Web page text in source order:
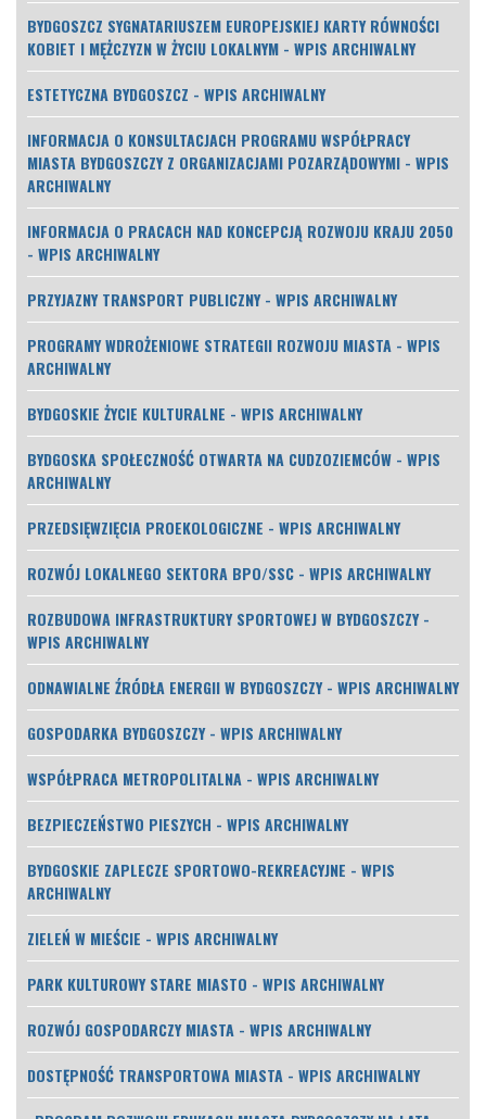
BYDGOSZCZ SYGNATARIUSZEM EUROPEJSKIEJ KARTY RÓWNOŚCI
KOBIET I MĘŻCZYZN W ŻYCIU LOKALNYM - WPIS ARCHIWALNY
ESTETYCZNA BYDGOSZCZ - WPIS ARCHIWALNY
INFORMACJA O KONSULTACJACH PROGRAMU WSPÓŁPRACY
MIASTA BYDGOSZCZY Z ORGANIZACJAMI POZARZĄDOWYMI - WPIS
ARCHIWALNY
INFORMACJA O PRACACH NAD KONCEPCJĄ ROZWOJU KRAJU 2050
- WPIS ARCHIWALNY
PRZYJAZNY TRANSPORT PUBLICZNY - WPIS ARCHIWALNY
PROGRAMY WDROŻENIOWE STRATEGII ROZWOJU MIASTA - WPIS
ARCHIWALNY
BYDGOSKIE ŻYCIE KULTURALNE - WPIS ARCHIWALNY
BYDGOSKA SPOŁECZNOŚĆ OTWARTA NA CUDZOZIEMCÓW - WPIS
ARCHIWALNY
PRZEDSIĘWZIĘCIA PROEKOLOGICZNE - WPIS ARCHIWALNY
ROZWÓJ LOKALNEGO SEKTORA BPO/SSC - WPIS ARCHIWALNY
ROZBUDOWA INFRASTRUKTURY SPORTOWEJ W BYDGOSZCZY -
WPIS ARCHIWALNY
ODNAWIALNE ŹRÓDŁA ENERGII W BYDGOSZCZY - WPIS ARCHIWALNY
GOSPODARKA BYDGOSZCZY - WPIS ARCHIWALNY
WSPÓŁPRACA METROPOLITALNA - WPIS ARCHIWALNY
BEZPIECZEŃSTWO PIESZYCH - WPIS ARCHIWALNY
BYDGOSKIE ZAPLECZE SPORTOWO-REKREACYJNE - WPIS
ARCHIWALNY
ZIELEŃ W MIEŚCIE - WPIS ARCHIWALNY
PARK KULTUROWY STARE MIASTO - WPIS ARCHIWALNY
ROZWÓJ GOSPODARCZY MIASTA - WPIS ARCHIWALNY
DOSTĘPNOŚĆ TRANSPORTOWA MIASTA - WPIS ARCHIWALNY